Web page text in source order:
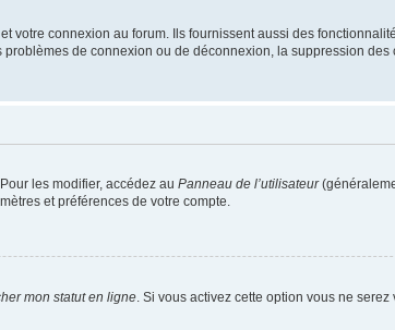
votre connexion au forum. Ils fournissent aussi des
de connexion ou de déconnexion, la suppression des
les modifier, accédez au Panneau de l’utilisateur
et préférences de votre compte.
mon statut en ligne . Si vous activez cette option vous ne